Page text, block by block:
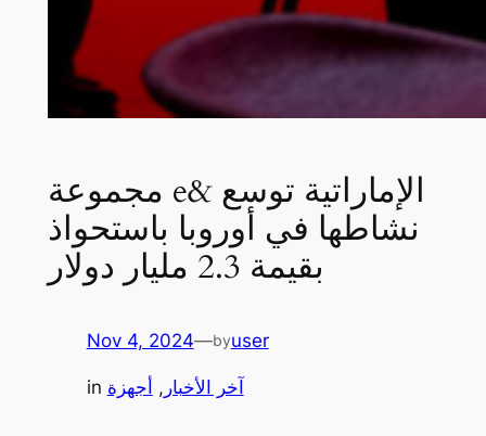
مجموعة e& الإماراتية توسع
نشاطها في أوروبا باستحواذ
بقيمة 2.3 مليار دولار
Nov 4, 2024—byuser
in آخر الأخبار , أجهزة